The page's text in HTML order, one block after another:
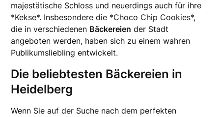
majestätische Schloss und neuerdings auch für ihre
*Kekse*. Insbesondere die *Choco Chip Cookies*,
die in verschiedenen Bäckereien der Stadt
angeboten werden, haben sich zu einem wahren
Publikumsliebling entwickelt.
Die beliebtesten Bäckereien in
Heidelberg
Wenn Sie auf der Suche nach dem perfekten